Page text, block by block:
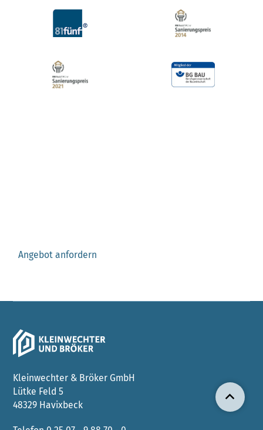
Angebot anfordern
Kleinwechter & Bröker GmbH
Lütke Feld 5
48329 Havixbeck